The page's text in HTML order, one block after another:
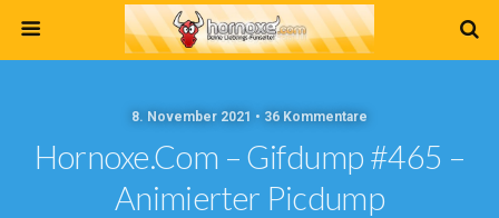
8. November 2021 • 36 Kommentare
Hornoxe.com – Gifdump #465 –
Animierter Picdump